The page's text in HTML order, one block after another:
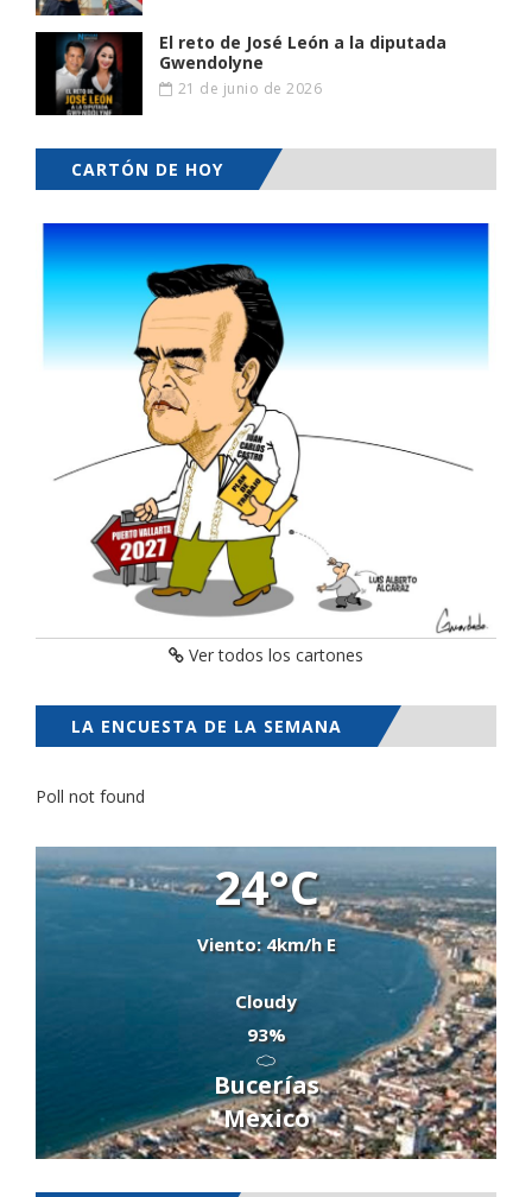
El reto de José León a la diputada
Gwendolyne
21 de junio de 2026
CARTÓN DE HOY
Ver todos los cartones
LA ENCUESTA DE LA SEMANA
Poll not found
24°C
Viento: 4km/h E
Cloudy
93%
Bucerías
Mexico